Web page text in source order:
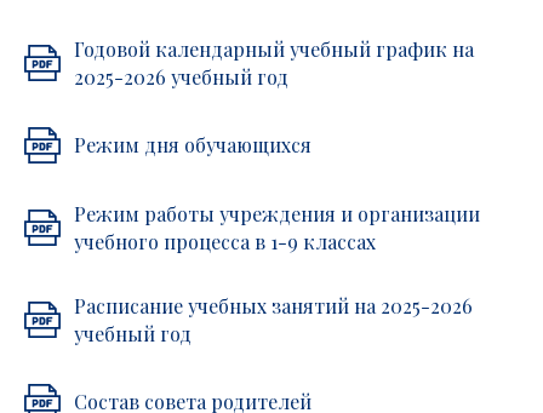
Годовой календарный учебный график на
2025-2026 учебный год
Режим дня обучающихся
Режим работы учреждения и организации
учебного процесса в 1-9 классах
Расписание учебных занятий на 2025-2026
учебный год
Состав совета родителей